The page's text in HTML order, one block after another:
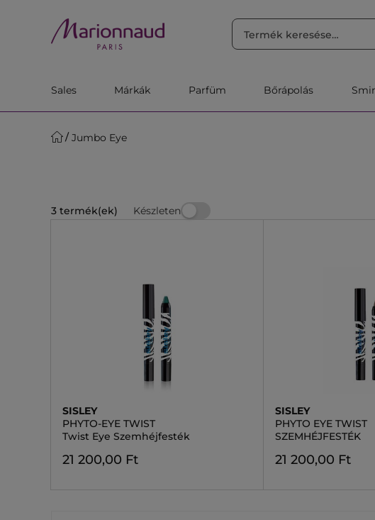
Sales Márkák Parfüm Bőrápolás
Jumbo Eye
3 termék(ek) Készleten
SISLEY
PHYTO-EYE TWIST
Twist Eye Szemhéjfesték
21 200,00 Ft
SISLEY
PHYTO EYE TWIST
SZEMHÉJFESTÉK
21 200,00 Ft